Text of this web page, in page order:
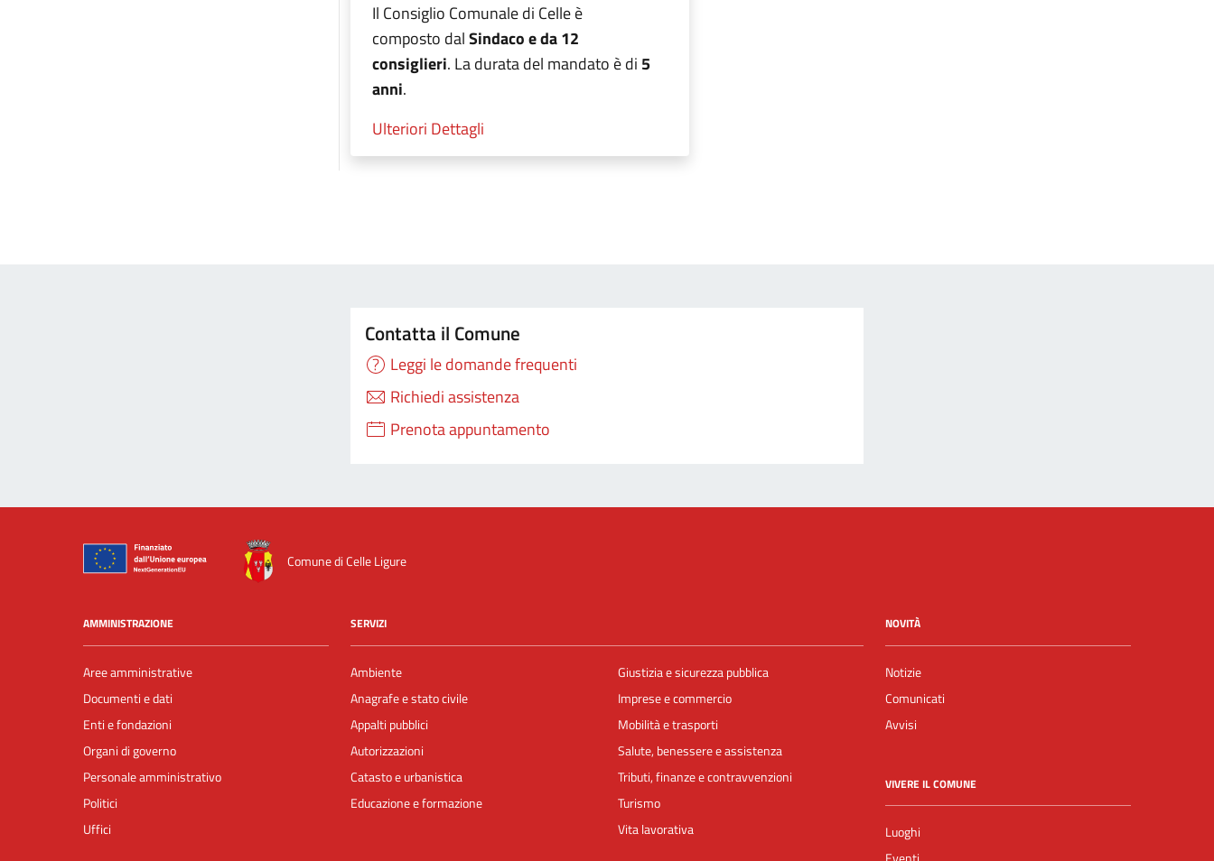
Il Consiglio Comunale di Celle è
composto dalSindaco e da 12
consiglieri. La durata del mandato è di 5
anni.
Ulteriori Dettagli
Contatta il Comune
Leggi le domande frequenti
Richiedi assistenza
Prenota appuntamento
Comune di Celle Ligure
AMMINISTRAZIONE
Aree amministrative
Documenti e dati
Enti e fondazioni
Organi di governo
Personale amministrativo
Politici
Uffici
SERVIZI
Ambiente
Anagrafe e stato civile
Appalti pubblici
Autorizzazioni
Catasto e urbanistica
Educazione e formazione
Giustizia e sicurezza pubblica
Imprese e commercio
Mobilità e trasporti
Salute, benessere e assistenza
Tributi, finanze e contravvenzioni
Turismo
Vita lavorativa
NOVITÀ
Notizie
Comunicati
Avvisi
VIVERE IL COMUNE
Luoghi